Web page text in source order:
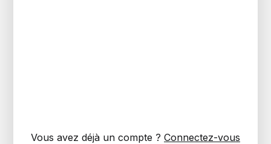
Vous avez déjà un compte ? Connectez-vous